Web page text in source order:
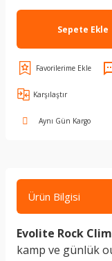
Sepete Ekle
Karşılaştır
Aynı Gün Kargo
Ürün Bilgisi
Evolite Rock
kamp ve günlük